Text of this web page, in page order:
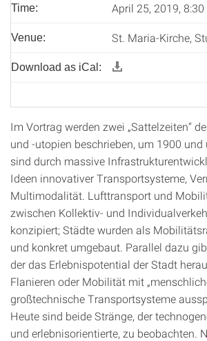
Time: April 25, 2019,
Venue: St. Maria-Kirche,
Download as iCal:
Im Vortrag werden zwei „Sattelzeiten“
und -utopien beschrieben, um 1900 und
sind durch massive
Ideen innovativer Transportsysteme,
Multimodalität. Lufttransport und
zwischen Kollektiv- und
konzipiert; Städte wurden als
und konkret umgebaut. Parallel dazu
der das Erlebnispotential der Stadt
Flanieren oder Mobilität mit
großtechnische Transportsysteme
Heute sind beide Stränge, der
und erlebnisorientierte, zu beobachten.